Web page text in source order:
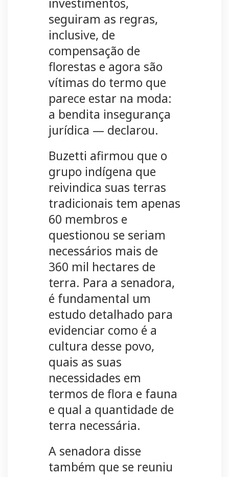
seguiram as regras,
inclusive, de
compensação de
florestas e agora são
vítimas do termo que
parece estar na moda:
a bendita insegurança
jurídica — declarou.
Buzetti afirmou que o
grupo indígena que
reivindica suas terras
tradicionais tem apenas
60 membros e
questionou se seriam
necessários mais de
360 mil hectares de
terra. Para a senadora,
é fundamental um
estudo detalhado para
evidenciar como é a
cultura desse povo,
quais as suas
necessidades em
termos de flora e fauna
e qual a quantidade de
terra necessária.
A senadora disse
também que se reuniu